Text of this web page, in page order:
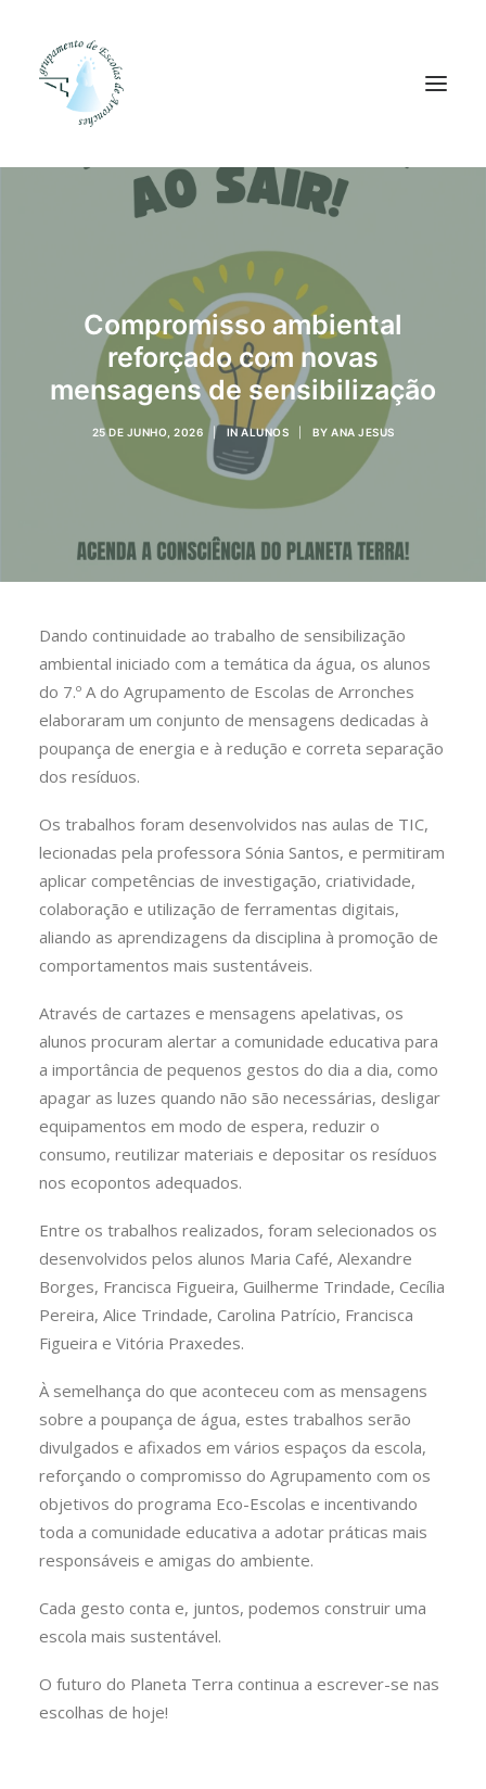
Equipas
Projetos
Plataformas
Contactos
Compromisso ambiental
reforçado com novas
mensagens de sensibilização
25 DE JUNHO, 2026 | IN ALUNOS BY ANA JESUS
Dando continuidade ao trabalho de sensibilização
ambiental iniciado com a temática da água, os alunos
do 7.º A do Agrupamento de Escolas de Arronches
elaboraram um conjunto de mensagens dedicadas à
poupança de energia e à redução e correta separação
dos resíduos.
Os trabalhos foram desenvolvidos nas aulas de TIC,
lecionadas pela professora Sónia Santos, e permitiram
aplicar competências de investigação, criatividade,
colaboração e utilização de ferramentas digitais,
aliando as aprendizagens da disciplina à promoção de
comportamentos mais sustentáveis.
Através de cartazes e mensagens apelativas, os
alunos procuram alertar a comunidade educativa para
a importância de pequenos gestos do dia a dia, como
apagar as luzes quando não são necessárias, desligar
equipamentos em modo de espera, reduzir o
consumo, reutilizar materiais e depositar os resíduos
nos ecopontos adequados.
Entre os trabalhos realizados, foram selecionados os
desenvolvidos pelos alunos Maria Café, Alexandre
Borges, Francisca Figueira, Guilherme Trindade, Cecília
Pereira, Alice Trindade, Carolina Patrício, Francisca
Figueira e Vitória Praxedes.
À semelhança do que aconteceu com as mensagens
sobre a poupança de água, estes trabalhos serão
divulgados e afixados em vários espaços da escola,
reforçando o compromisso do Agrupamento com os
objetivos do programa Eco-Escolas e incentivando
toda a comunidade educativa a adotar práticas mais
responsáveis e amigas do ambiente.
Cada gesto conta e, juntos, podemos construir uma
escola mais sustentável.
O futuro do Planeta Terra continua a escrever-se nas
escolhas de hoje!